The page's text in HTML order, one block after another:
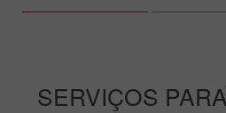
SERVIÇOS